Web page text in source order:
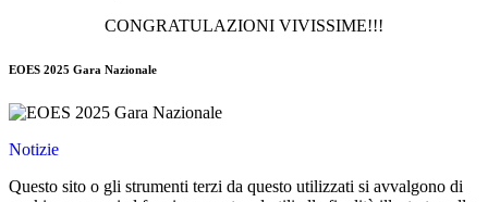
CONGRATULAZIONI VIVISSIME!!!
EOES 2025 Gara Nazionale
Notizie
Questo sito o gli strumenti terzi da questo utilizzati si avvalgono di